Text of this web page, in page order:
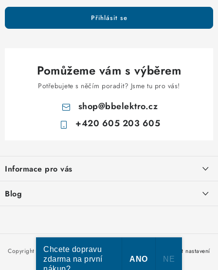
Přihlásit se
Pomůžeme vám s výběrem
Potřebujete s něčím poradit? Jsme tu pro vás!
shop@bbelektro.cz
+420 605 203 605
p
a
Informace pro vás
Blog
Nakupujte u nás hned a zaplaťte později – nově přijímáme Skip
Pay
Copyright 2026bbelektro.cz. Všechna práva vyhrazena.
Upravit nastavení
cookies
Chcete dopravu
zdarma na první
ANO NE